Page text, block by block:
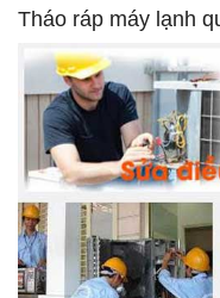
Tháo ráp máy lạnh